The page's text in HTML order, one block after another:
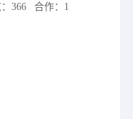
366 合作： 1